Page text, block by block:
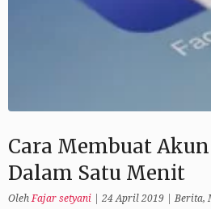
Cara Membuat
Dalam Satu Menit
OlehFajar setyani 24 April 2019 |Berita,